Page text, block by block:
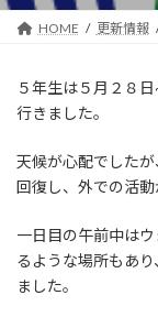
ッ
移
HOME 更新情報
５年生は５月２８
行きました。
天候が心配でした
回復し、外での活動
一日目の午前中は
るような場所もあ
ました。